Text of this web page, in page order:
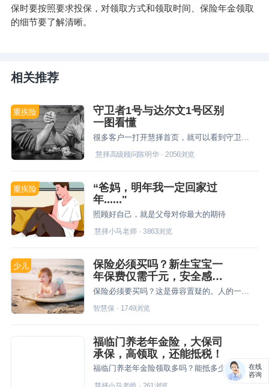
保时要按照要求投保，对领取方式和领取时间、保险年金领取
的细节要了解清晰。
相关推荐
重疾险
守卫者1号与达尔文1号区别
一图看懂
慧择高级顾问陈明华· 2056浏览
重疾险
“爸妈，明年我一定回家过
年......"
照顾好自己，就是父母对你最大的期待
慧择小马老师· 3863浏览
少儿
保险必须买吗？新生宝宝一
年保费仅需千元，安全感拉
满100分
保险必须要买吗？这是毋容置疑的。人的一生意外和疾病风险都有可能发生，抵抗力差、安全意识较差的孩子保险保障是一定不可少的。
智慧保· 1749浏览
福临门养老年金险，大保司
承保，高领取，还能抵税！
福临门养老年金险领取多吗？能抵多少税？
慧择小马老师· 261 浏览
在线
咨询